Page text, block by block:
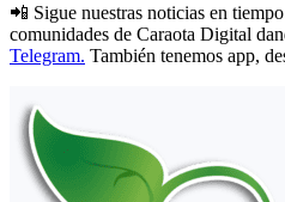
📲 Sigue nuestras noticias en
comunidades de Caraota Digital
Telegram. También tenemos app,